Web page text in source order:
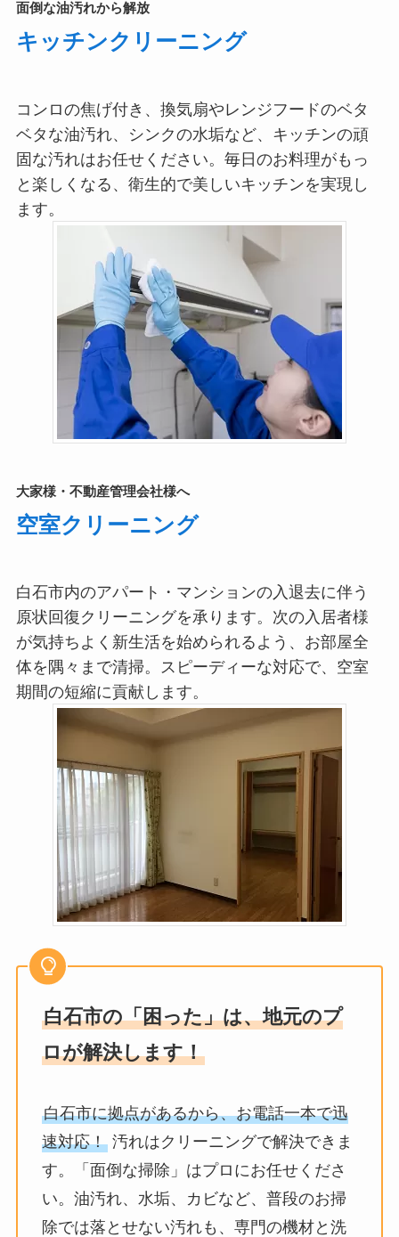
面倒な油汚れから解放
キッチンクリーニング
コンロの焦げ付き、換気扇やレンジフードのベタ
ベタな油汚れ、シンクの水垢など、キッチンの頑
固な汚れはお任せください。毎日のお料理がもっ
と楽しくなる、衛生的で美しいキッチンを実現し
ます。
大家様・不動産管理会社様へ
空室クリーニング
白石市内のアパート・マンションの入退去に伴う
原状回復クリーニングを承ります。次の入居者様
が気持ちよく新生活を始められるよう、お部屋全
体を隅々まで清掃。スピーディーな対応で、空室
期間の短縮に貢献します。
白石市の「困った」は、地元のプ
ロが解決します！
白石市に拠点があるから、お電話一本で迅
速対応！汚れはクリーニングで解決できま
す。「面倒な掃除」はプロにお任せくださ
い。油汚れ、水垢、カビなど、普段のお掃
除では落とせない汚れも、専門の機材と洗